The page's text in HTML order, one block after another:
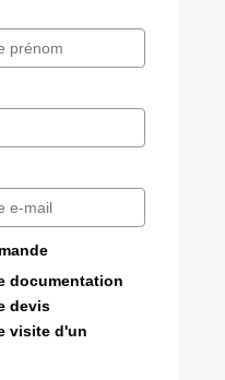
documentation
devis
visite d'un